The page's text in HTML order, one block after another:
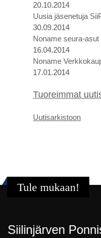
20.10.2014
Uusia jäsenetuja
30.09.2014
Noname seura-asut
16.04.2014
Noname
17.01.2014
Tuoreimmat
Uutisarkistoon
Tule mukaan!
Siilinjärven